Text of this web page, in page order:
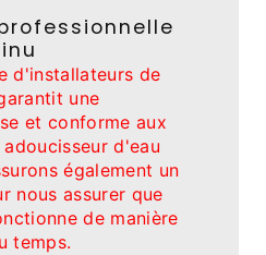
d'installateurs de
une
et conforme aux
d'eau
également un
nous assurer que
de manière
temps.